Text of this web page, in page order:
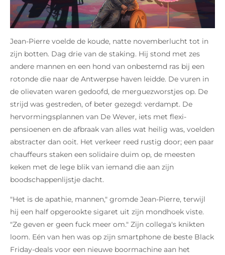
Jean-Pierre voelde de koude, natte novemberlucht tot in
zijn botten. Dag drie van de staking. Hij stond met zes
andere mannen en een hond van onbestemd ras bij een
rotonde die naar de Antwerpse haven leidde. De vuren in
de olievaten waren gedoofd, de merguezworstjes op. De
strijd was gestreden, of beter gezegd: verdampt. De
hervormingsplannen van De Wever, iets met flexi-
pensioenen en de afbraak van alles wat heilig was, voelden
abstracter dan ooit. Het verkeer reed rustig door; een paar
chauffeurs staken een solidaire duim op, de meesten
keken met de lege blik van iemand die aan zijn
boodschappenlijstje dacht.
"Het is de apathie, mannen," gromde Jean-Pierre, terwijl
hij een half opgerookte sigaret uit zijn mondhoek viste.
"Ze geven er geen fuck meer om." Zijn collega's knikten
loom. Eén van hen was op zijn smartphone de beste Black
Friday-deals voor een nieuwe boormachine aan het